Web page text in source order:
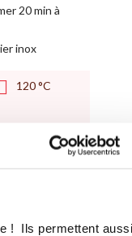
! Ils permettent
20 min à
120 °C
les légumes et le
la crème et
que le